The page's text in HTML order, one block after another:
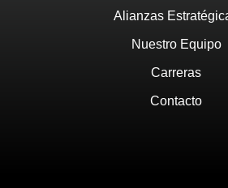
Alianzas
Nuestro Equipo
Carreras
Contacto